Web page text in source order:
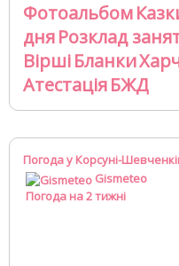
Фотоальбом
дняРозклад
ВіршіБланки
АтестаціяБЖД
Погода у Корсуні-
Gismeteo
Погода на 2 тижні